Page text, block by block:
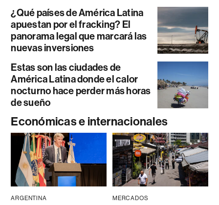
¿Qué países de América Latina
apuestan por el fracking? El
panorama legal que marcará las
nuevas inversiones
Estas son las ciudades de
América Latina donde el calor
nocturno hace perder más horas
de sueño
Económicas e internacionales
ARGENTINA MERCADOS